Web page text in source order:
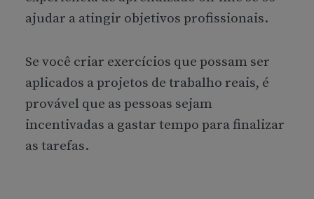
ajudar a atingir objetivos profissionais.
Se você criar exercícios que possam ser
aplicados a projetos de trabalho reais, é
provável que as pessoas sejam
incentivadas a gastar tempo para finalizar
as tarefas.